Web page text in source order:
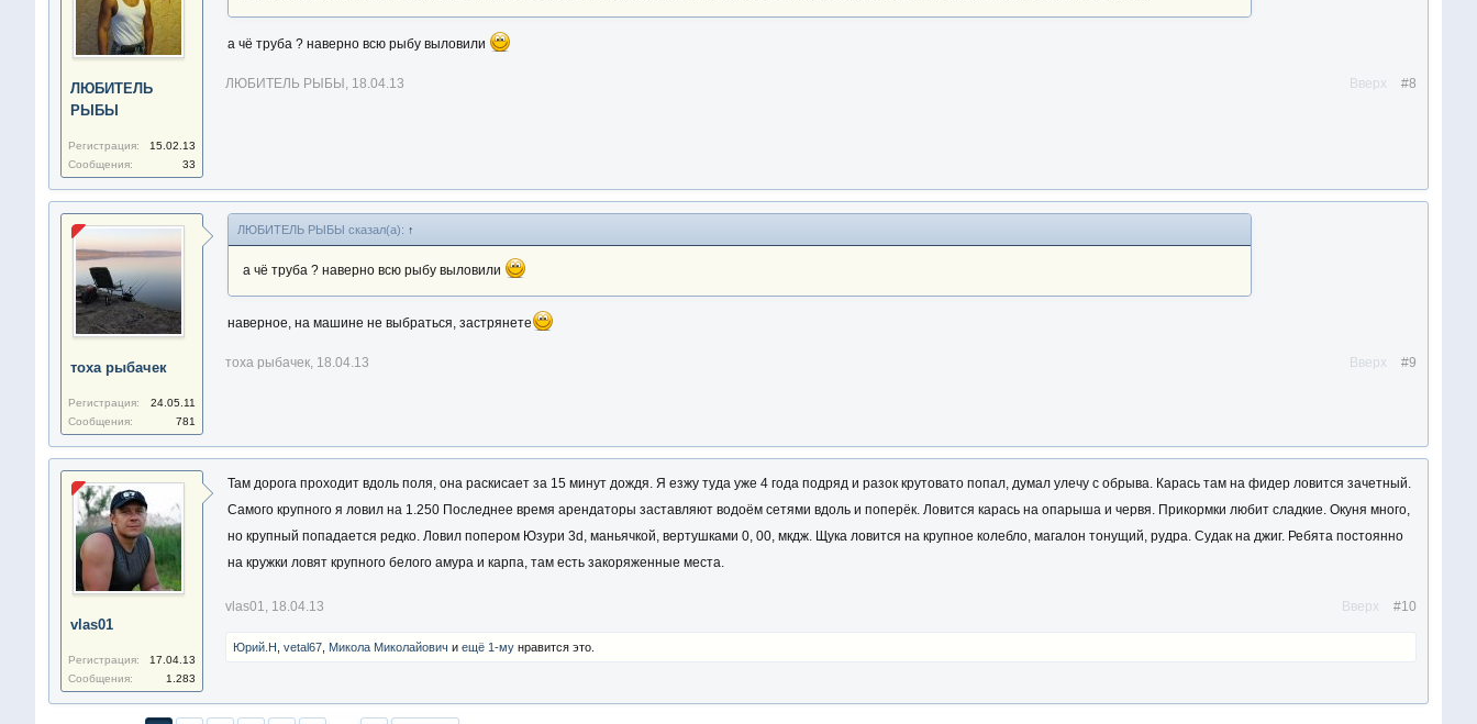
ЛЮБИТЕЛЬ
РЫБЫ
Регистрация:
15.02.13
Сообщения:
33
а чё труба ? наверно всю рыбу выловили
ЛЮБИТЕЛЬ РЫБЫ , 18.04.13 #8
Вверх
тоха рыбачек
Регистрация:
24.05.11
Сообщения:
781
ЛЮБИТЕЛЬ РЫБЫ сказал(а): ↑
а чё труба ? наверно всю рыбу выловили
наверное, на машине не выбраться, застрянете
тоха рыбачек, 18.04.13 #9
Вверх
vlas01
Регистрация:
17.04.13
Сообщения:
1.283
Там дорога проходит вдоль поля, она раскисает за 15 минут дождя. Я езжу туда уже 4 года подряд и разок крутовато попал, думал улечу с обрыва. Карась там на фидер ловится зачетный.
Самого крупного я ловил на 1.250 Последнее время арендаторы заставляют водоём сетями вдоль и поперёк. Ловится карась на опарыша и червя. Прикормки любит сладкие. Окуня много,
но крупный попадается редко. Ловил попером Юзури 3d, маньячкой, вертушками 0, 00, мкдж. Щука ловится на крупное колебло, магалон тонущий, рудра. Судак на джиг. Ребята постоянно
на кружки ловят крупного белого амура и карпа, там есть закоряженные места.
vlas01, 18.04.13 #10
Вверх
Юрий.Н vetal67, Микола Миколайович и ещё 1-мунравится это.